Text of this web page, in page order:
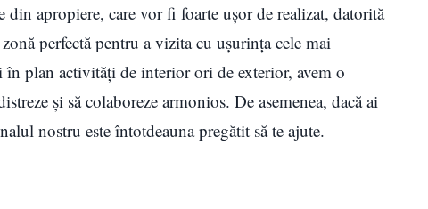
apropiere, care vor fi foarte ușor de realizat, datorită
perfectă pentru a vizita cu ușurința cele mai
în plan activități de interior ori de exterior, avem o
și să colaboreze armonios. De asemenea, dacă ai
nostru este întotdeauna pregătit să te ajute.